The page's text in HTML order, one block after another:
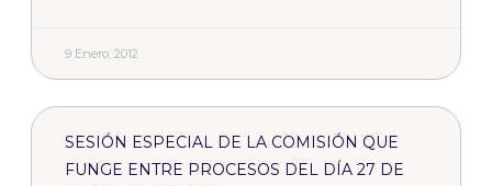
9 Enero, 2012
SESIÓN ESPECIAL DE LA COMISIÓN QUE
FUNGE ENTRE PROCESOS DEL DÍA 27 DE